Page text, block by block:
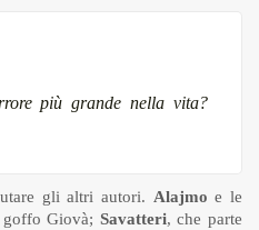
più grande nella vita?
gli altri autori. Alajmo e le
Giovà; Savatteri, che parte